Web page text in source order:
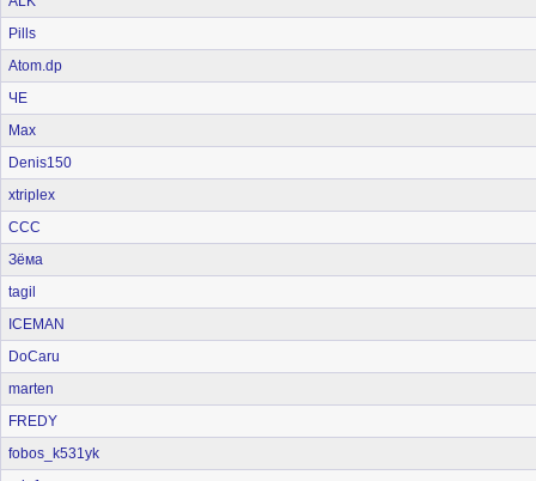
Pills
Atom.dp
ЧЕ
Max
Denis150
xtriplex
CCC
Зёма
tagil
ICEMAN
DoCaru
marten
FREDY
fobos_k531yk